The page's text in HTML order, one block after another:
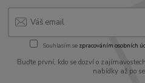
Souhlasím se zpracováním osobních
Buďte první, kdo se dozví o
nabídky až po